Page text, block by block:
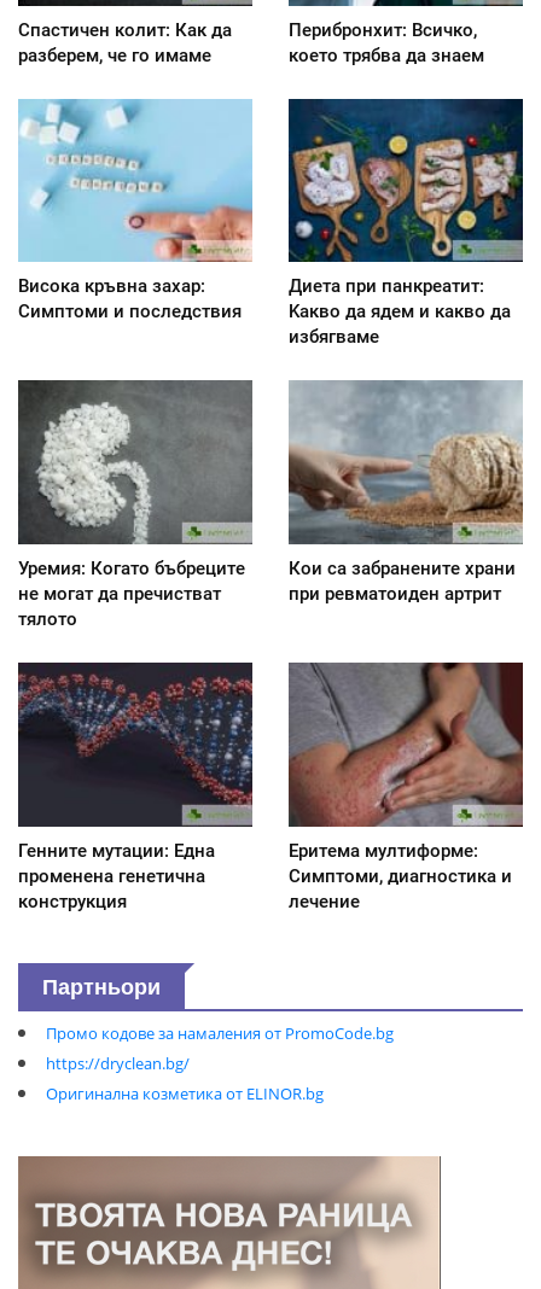
Спастичен колит: Как да
разберем, че го имаме
Перибронхит: Всичко,
което трябва да знаем
Висока кръвна захар:
Симптоми и последствия
Диета при панкреатит:
Kакво да ядем и какво да
избягваме
Уремия: Когато бъбреците
не могат да пречистват
тялото
Кои са забранените храни
при ревматоиден артрит
Генните мутации: Една
променена генетична
конструкция
Еритема мултиформе:
Симптоми, диагностика и
лечение
Партньори
Промо кодове за намаления от PromoCode.bg
https://dryclean.bg/
Оригинална козметика от ELINOR.bg